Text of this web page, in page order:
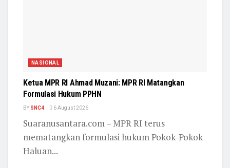
NASIONAL
Ketua MPR RI Ahmad Muzani: MPR RI Matangkan
Formulasi Hukum PPHN
BY SNC4 6 August 2026
Suaranusantara.com – MPR RI terus
mematangkan formulasi hukum Pokok-Pokok
Haluan...